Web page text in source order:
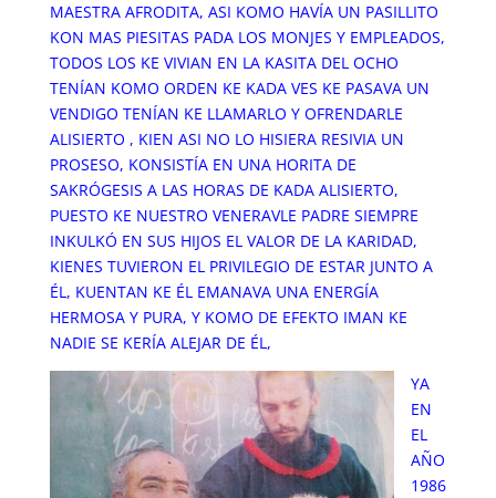
MAESTRA AFRODITA, ASI KOMO HAVÍA UN PASILLITO
KON MAS PIESITAS PADA LOS MONJES Y EMPLEADOS,
TODOS LOS KE VIVIAN EN LA KASITA DEL OCHO
TENÍAN KOMO ORDEN KE KADA VES KE PASAVA UN
VENDIGO TENÍAN KE LLAMARLO Y OFRENDARLE
ALISIERTO , KIEN ASI NO LO HISIERA RESIVIA UN
PROSESO, KONSISTÍA EN UNA HORITA DE
SAKRÓGESIS A LAS HORAS DE KADA ALISIERTO,
PUESTO KE NUESTRO VENERAVLE PADRE SIEMPRE
INKULKÓ EN SUS HIJOS EL VALOR DE LA KARIDAD,
KIENES TUVIERON EL PRIVILEGIO DE ESTAR JUNTO A
ÉL, KUENTAN KE ÉL EMANAVA UNA ENERGÍA
HERMOSA Y PURA, Y KOMO DE EFEKTO IMAN KE
NADIE SE KERÍA ALEJAR DE ÉL,
YA
EN
EL
AÑO
1986